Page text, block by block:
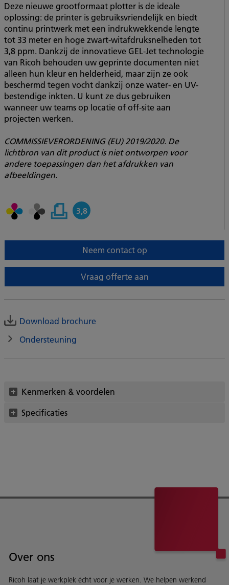
Deze nieuwe grootformaat plotter is de ideale
oplossing: de printer is gebruiksvriendelijk en biedt
continu printwerk met een indrukwekkende lengte
tot 33 meter en hoge zwart-witafdruksnelheden tot
3,8 ppm. Dankzij de innovatieve GEL-Jet technologie
van Ricoh behouden uw geprinte documenten niet
alleen hun kleur en helderheid, maar zijn ze ook
beschermd tegen vocht dankzij onze water- en UV-
bestendige inkten. U kunt ze dus gebruiken
wanneer uw teams op locatie of off-site aan
projecten werken.
COMMISSIEVERORDENING (EU) 2019/2020. De
lichtbron van dit product is niet ontworpen voor
andere toepassingen dan het afdrukken van
afbeeldingen.
3,8
Neem contact op
Vraag offerte aan
Download brochure
Ondersteuning
Kenmerken & voordelen
Specificaties
Over ons
Ricoh laat je werkplek écht voor je werken. We helpen werkend